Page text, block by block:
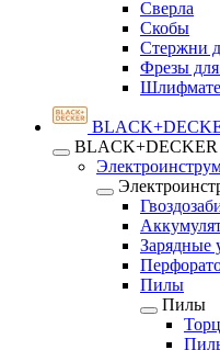
Сверла
Скобы
Стержни
Фрезы для
BLACK+DECKER
Зарядные
Пилы
Пилы